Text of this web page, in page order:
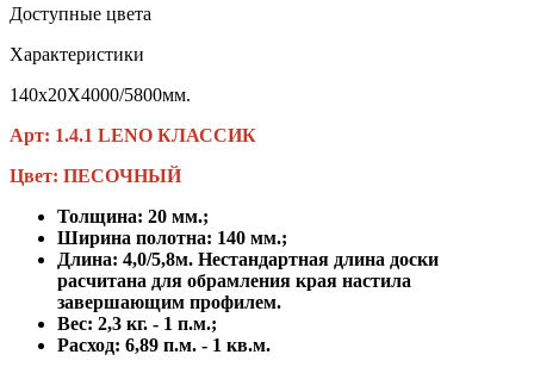
Доступные цвета
Характеристики
140x20X4000/5800мм.
Арт: 1.4.1 LENO КЛАССИК
Цвет: ПЕСОЧНЫЙ
Толщина: 20 мм.;
Ширина полотна: 140 мм.;
Длина: 4,0/5,8м. Нестандартная длина доски
расчитана для обрамления края настила
завершающим профилем.
Вес: 2,3 кг. - 1 п.м.;
Расход: 6,89 п.м. - 1 кв.м.